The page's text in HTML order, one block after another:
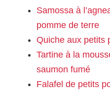
Samossa à
pomme de terre
Quiche aux petits
Tartine à la
saumon fumé
Falafel de petits